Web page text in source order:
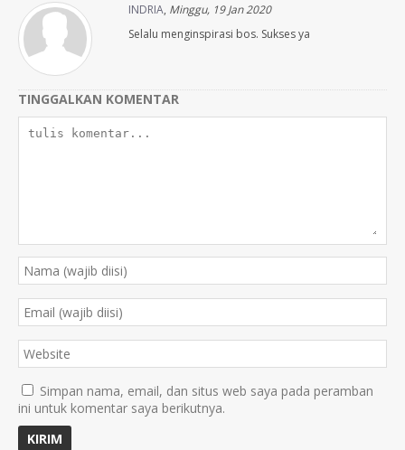
INDRIA, Minggu, 19 Jan 2020
Selalu menginspirasi bos. Sukses ya
TINGGALKAN KOMENTAR
Simpan nama, email, dan situs web saya pada peramban
ini untuk komentar saya berikutnya.